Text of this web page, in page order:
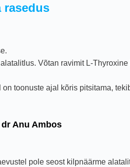
rasedus
Võtan ravimit L-
toonuste ajal kõris pitsitama,
Anu Ambos
pole seost kilpnäärme